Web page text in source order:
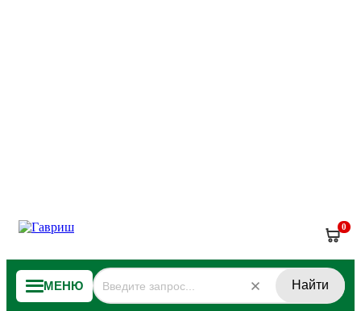
0
МЕНЮ Найти